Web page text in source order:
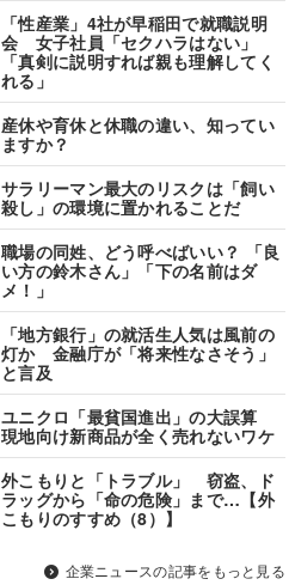
「性産業」4社が早稲田で就職説明
会 女子社員「セクハラはない」
「真剣に説明すれば親も理解してく
れる」
産休や育休と休職の違い、知ってい
ますか？
サラリーマン最大のリスクは「飼い
殺し」の環境に置かれることだ
職場の同姓、どう呼べばいい？ 「良
い方の鈴木さん」「下の名前はダ
メ！」
「地方銀行」の就活生人気は風前の
灯か 金融庁が「将来性なさそう」
と言及
ユニクロ「最貧国進出」の大誤算
現地向け新商品が全く売れないワケ
外こもりと「トラブル」 窃盗、ド
ラッグから「命の危険」まで…【外
こもりのすすめ（8）】
企業ニュースの記事をもっと見る